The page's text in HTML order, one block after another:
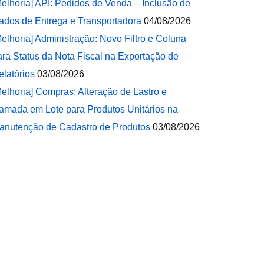
API: Pedidos de Venda – Inclusão de
de Entrega e Transportadora 04/08/2026
Administração: Novo Filtro e Coluna
Status da Nota Fiscal na Exportação de
03/08/2026
Compras: Alteração de Lastro e
em Lote para Produtos Unitários na
de Cadastro de Produtos 03/08/2026